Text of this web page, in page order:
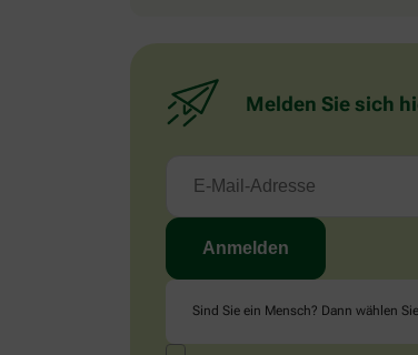
Melden Sie sich
Sind Sie ein Mensch? Dann wählen